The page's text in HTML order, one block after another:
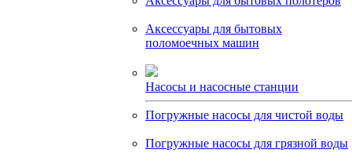
Аксессуары для бытовых
поломоечных машин
Насосы и насосные станции
Погружные насосы для чистой воды
Погружные насосы для грязной воды